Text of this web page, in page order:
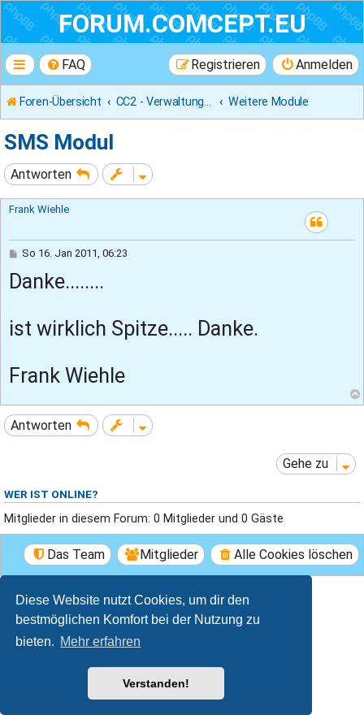
Diese Website nutzt Cookies, um dir den
bestmöglichen Komfort bei der Nutzung zu
bieten. Mehr erfahren
Verstanden!
FORUM.COMCEPT.EU
FAQ Anmelden
Registrieren
Foren-Übersicht Weitere Module
SMS Modul
Antworten
Frank Wiehle
B
i
t
g
So 16. Jan 2011, 06:23
Danke........
ist wirklich Spitze..... Danke.
Frank Wiehle
Antworten
Gehe zu
WER IST ONLINE?
Mitglieder in diesem Forum: 0 Mitglieder und 0 Gäste
Alle Cookies löschen
Mitglieder
Das Team
Powered byphpBB® Forum Software © phpBB Limited
Deutsche Übersetzung durchphpBB.de
Datenschutz